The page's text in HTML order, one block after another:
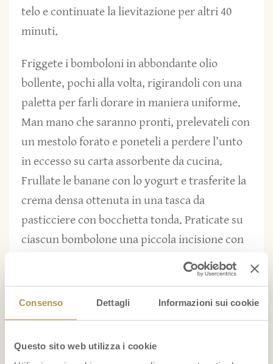
Consenso Dettagli Informazioni sui cookie
Questo sito web utilizza i cookie
telo e continuate la lievitazione per altri 40
minuti.
Friggete i bomboloni in abbondante olio
bollente, pochi alla volta, rigirandoli con una
paletta per farli dorare in maniera uniforme.
Man mano che saranno pronti, prelevateli con
un mestolo forato e poneteli a perdere l’unto
in eccesso su carta assorbente da cucina.
Frullate le banane con lo yogurt e trasferite la
crema densa ottenuta in una tasca da
pasticciere con bocchetta tonda. Praticate su
ciascun bombolone una piccola incisione con
un coltellino e riempiteli con la farcia. Servite i
bomboloni tiepidi, dopo averli spolverizzati
con lo zucchero a velo.